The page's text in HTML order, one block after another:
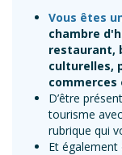
Vous êtes
chambre
restaurant,
culturelles,
commerces
D’être
tourisme
rubrique qui
Et également